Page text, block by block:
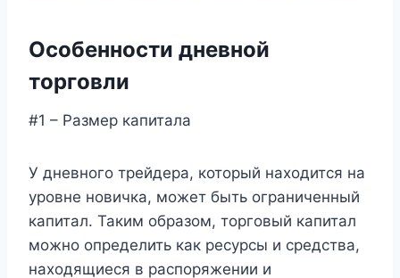
Особенности дневной
торговли
#1 – Размер капитала
У дневного трейдера, который находится на
уровне новичка, может быть ограниченный
капитал. Таким образом, торговый капитал
можно определить как ресурсы и средства,
находящиеся в распоряжении и